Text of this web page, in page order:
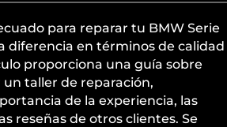
para reparar tu BMW Serie
diferencia en términos de calidad
proporciona una guía sobre
taller de reparación,
de la experiencia, las
reseñas de otros clientes. Se